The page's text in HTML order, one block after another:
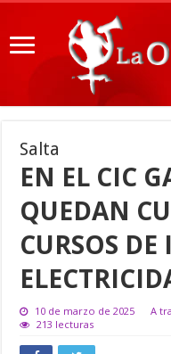
Salta
EN EL CIC
QUEDAN
CURSOS
10 de marzo de 2025
A
213 lecturas